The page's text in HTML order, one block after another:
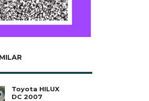
Toyota HILUX
DC 2007